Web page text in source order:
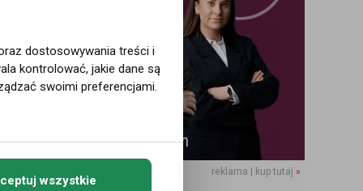
reklama | kup tutaj »
dostosowywania treści i
kontrolować, jakie dane są
swoimi preferencjami.
wszystkie